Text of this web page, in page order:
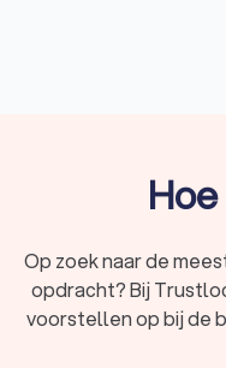
omgangsregeling
Arbeidsconflict of
of het gebied van
rondom
Op zoek naar de
opdracht? Bij
voorstellen op bij de